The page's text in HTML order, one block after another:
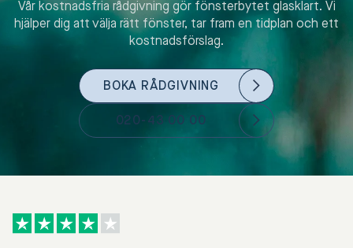
Vår kostnadsfria rådgivning gör fönsterbytet glasklart. Vi
hjälper dig att välja rätt fönster, tar fram en tidplan och ett
kostnadsförslag.
BOKA RÅDGIVNING
020-43 00 00